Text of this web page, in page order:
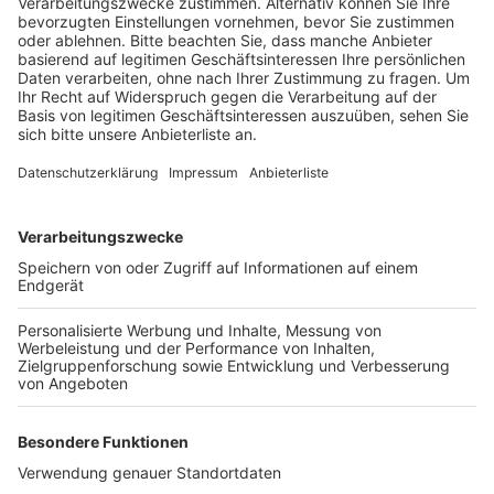
Veröffentlicht:Freitag, 19.11.2021 13:52
Anzeige
Laut der Polizei soll ein Radfahrer am frühen
ausgeschüttet haben. Als Mitarbeiter des
Sicherheitsdienstes den Mann ansprachen, ergriff er
die Flucht. Am Tatort habe er einen halb vollen
Kanister und mehrere Feuerzeuge zurückgelassen. Die
Polizei hat Spuren gesichert, Zeugen befragt und
Videoaufnahmen ausgewertet. Eine genaue
Beschreibung des Mannes gibt es aber noch nicht.